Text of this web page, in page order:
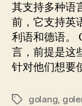
其支持多种语
前，它支持英
利语和德语。
言，前提是这
针对他们想要
标
golang,